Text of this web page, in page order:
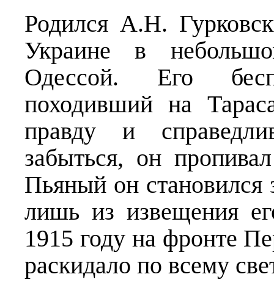
Родился А.Н.
Украине в
Одессой. Его
походивший на
правду и
забыться, он
Пьяный он
лишь из извещения
1915 году на фронте
раскидало по всему